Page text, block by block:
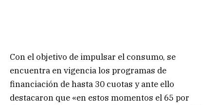
Con el objetivo de impulsar el consumo, se
encuentra en vigencia los programas de
financiación de hasta 30 cuotas y ante ello
destacaron que «en estos momentos el 65 por